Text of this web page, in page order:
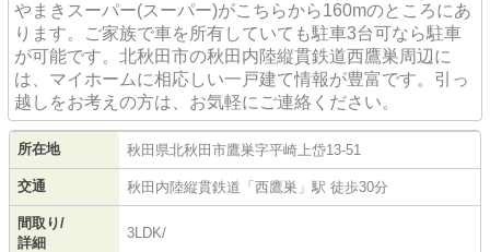
やまきスーパー(スーパー)がこちらから160mのところにあ
ります。ご家族で車を所有していても駐車3台可なら駐車
が可能です。北秋田市の秋田内陸縦貫鉄道西鷹巣周辺に
は、マイホームに相応しい一戸建て情報が豊富です。引っ
越しをお考えの方は、お気軽にご連絡ください。
所在地 秋田県北秋田市鷹巣字平崎上岱13-51
交通 秋田内陸縦貫鉄道 「 西鷹巣 」駅 徒歩30分
間取り/
詳細
3LDK/